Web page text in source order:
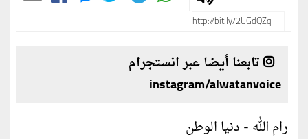
تابعنا أيضا عبر انستجرام
instagram/alwatanvoice
رام الله - دنيا الوطن